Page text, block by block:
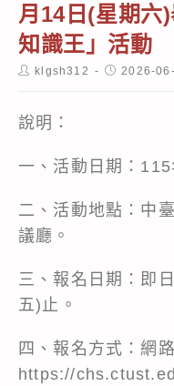
月14日(星期六
知識王」活動
Postklgsh312
Post2026-
說明：
一、活動日期：
二、活動地點：中
議廳。
三、報名日期：即
五)止。
四、報名方式：網
https://